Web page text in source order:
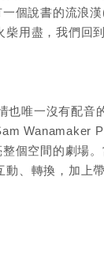
個說書的流浪
用盡，我們回
唯一沒有配音
Wanamaker
個空間的劇場
、轉換，加